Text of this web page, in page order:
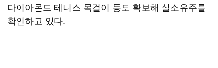
다이아몬드 테니스 목걸이 등도 확보해 실소유주를
확인하고 있다.